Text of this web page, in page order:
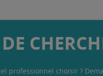
professionnel choisir ?